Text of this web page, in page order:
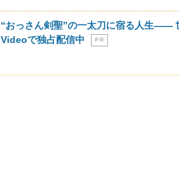
“おっさん剣聖”の一太刀に宿る人生――
Videoで独占配信中
P R